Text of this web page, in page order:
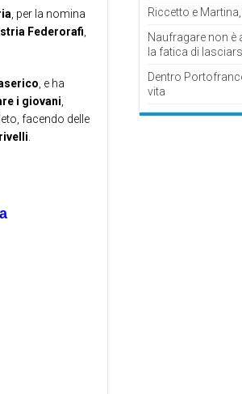
, per la nomina
Federorafi,
, e ha
i giovani,
facendo delle
.
Riccetto e
Naufragare non è
la fatica di
Dentro
vita